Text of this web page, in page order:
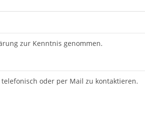
zur Kenntnis genommen.
oder per Mail zu kontaktieren.